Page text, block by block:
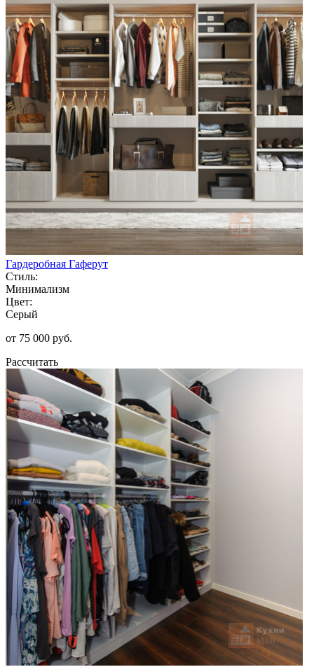
Гардеробная Гаферут
Стиль:
Минимализм
Цвет:
Серый
от 75 000 руб.
Рассчитать